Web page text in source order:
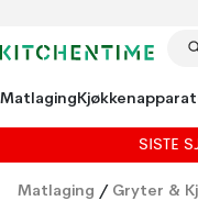
Matlaging
SISTE
Matlaging / Gryter &